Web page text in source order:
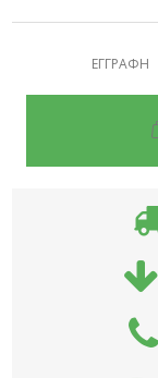
ΕΓΓΡΑΦΗ